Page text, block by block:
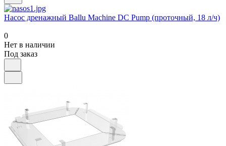
Насос дренажный Ballu Machine DC Pump (проточный, 18 л/ч)
0
Нет в наличии
Под заказ